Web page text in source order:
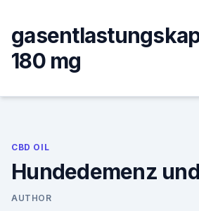
content
180 mg
CBD OIL
Hundedemenz
AUTHOR